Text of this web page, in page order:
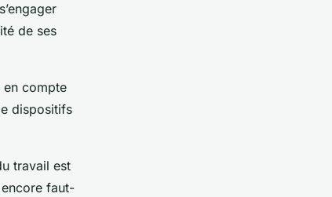
de ses
en compte
dispositifs
travail est
faut-